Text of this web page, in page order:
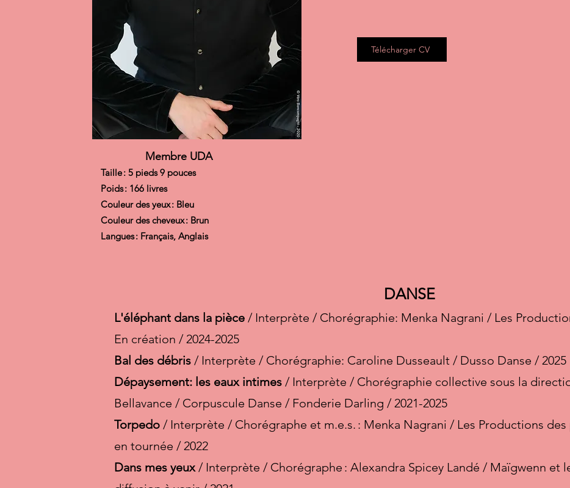
Membre UDA
Taille : 5 pieds 9 pouces
Poids : 166 livres
Couleur des yeux : Bleu
Couleur des cheveux : Brun
Langues : Français, Anglais
Télécharger CV
DANSE
L'éléphant dans la pièce / Interprète / Chorégraphie: Menka Nagrani / Les
En création / 2024-2025
Bal des débris / Interprète / Chorégraphie: Caroline Dusseault / Dusso Danse / 2025
Dépaysement: les eaux intimes / Interprète / Chorégraphie collective sous la
Bellavance / Corpuscule Danse / Fonderie Darling / 2021-2025
Torpedo / Interprète / Chorégraphe et m.e.s. : Menka Nagrani / Les Productions
en tournée / 2022
Dans mes yeux/ Interprète / Chorégraphe : Alexandra Spicey Landé / Maïgwenn et